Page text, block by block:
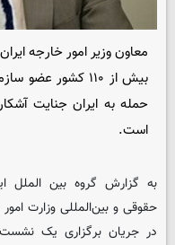
معاون وزیر امور خارجه
بیش از ۱۱۰ کشور
حمله به ایران جنایت
است.
به گزارش گروه بین الملل
حقوقی و بین‌المللی وزارت
در جریان برگزاری یک